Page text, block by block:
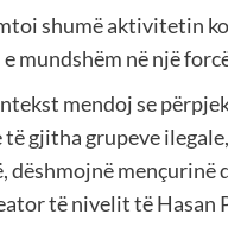
shumë aktivitetin
mundshëm në një
mendoj se
gjitha grupeve
dëshmojnë mençurinë
të nivelit të Hasan